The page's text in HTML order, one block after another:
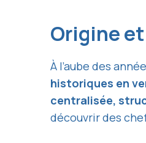
Origine
À l’aube des
historiques en
centralisée,
découvrir des